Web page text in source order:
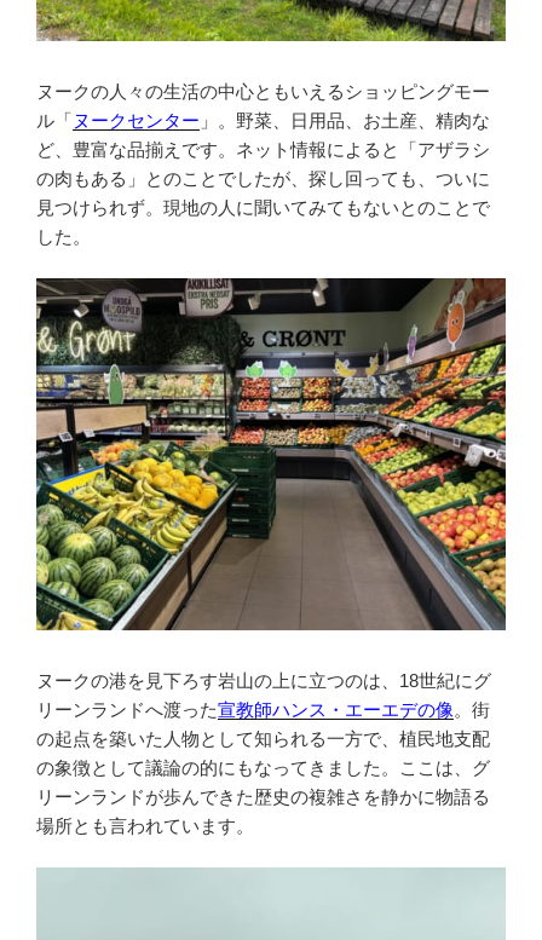
ヌークの人々の生活の中心ともいえるショッピングモー
ル「 ヌークセンター 」。野菜、日用品、お土産、精肉な
ど、豊富な品揃えです。ネット情報によると「アザラシ
の肉もある」とのことでしたが、探し回っても、ついに
見つけられず。現地の人に聞いてみてもないとのことで
した。
ヌークの港を見下ろす岩山の上に立つのは、18世紀にグ
リーンランドへ渡った宣教師ハンス・エーエデの像。街
の起点を築いた人物として知られる一方で、植民地支配
の象徴として議論の的にもなってきました。ここは、グ
リーンランドが歩んできた歴史の複雑さを静かに物語る
場所とも言われています。